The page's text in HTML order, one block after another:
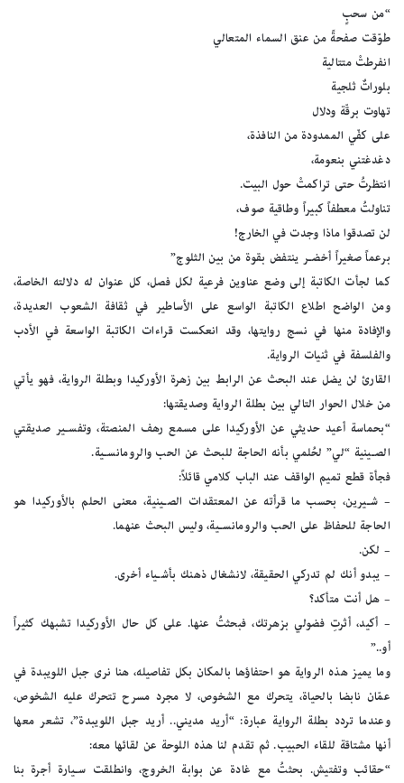
“من سحبٍ
طوّقت صفحةً من عنق السماء المتعالي
انفرطتْ متتالية
بلوراتٌ ثلجية
تهاوت برقّة ودلال
على كفّي الممدودة من النافذة،
دغدغتني بنعومة،
انتظرتُ حتى تراكمتْ حول البيت.
تناولتُ معطفاً كبيراً وطاقية صوف،
لن تصدقوا ماذا وجدت في الخارج!
برعماً صغيراً أخضـر ينتفض بقوة من بين الثلوج”
كما لجأت الكاتبة إلى وضع عناوين فرعية لكل فصل، كل عنوان له دلالته الخاصة،
ومن الواضح اطلاع الكاتبة الواسع على الأساطير في ثقافة الشعوب العديدة،
والإفادة منها في نسج روايتها، وقد انعكست قراءات الكاتبة الواسعة في الأدب
والفلسفة في ثنيات الرواية.
القارئ لن يضل عند البحث عن الرابط بين زهرة الأوركيدا وبطلة الرواية، فهو يأتي
من خلال الحوار التالي بين بطلة الرواية وصديقتها:
“بحماسة أعيد حديثي عن الأوركيدا على مسمع رهف المنصتة، وتفسـير صديقتي
الصـينية “لي” لحُلمي بأنه الحاجة للبحث عن الحب والرومانسـية.
فجأة قطع تميم الواقف عند الباب كلامي قائلاً:
– شـيرين، بحسب ما قرأته عن المعتقدات الصـينية، معنى الحلم بالأوركيدا هو
الحاجة للحفاظ على الحب والرومانسـية، وليس البحث عنهما.
– لكن.
– يبدو أنك لم تدركي الحقيقة، لانشغال ذهنك بأشـياء أخرى.
– هل أنت متأكد؟
– أكيد، أثرتِ فضولي بزهرتك، فبحثتُ عنها. على كل حال الأوركيدا تشبهك كثيراً
أو..”
وما يميز هذه الرواية هو احتفاؤها بالمكان بكل تفاصيله، هنا نرى جبل اللويبدة في
عمّان نابضا بالحياة، يتحرك مع الشخوص، لا مجرد مسرح تتحرك عليه الشخوص،
وعندما تردد بطلة الرواية عبارة: “أريد مديني.. أريد جبل اللويبدة”، تشعر معها
أنها مشتاقة للقاء الحبيب. ثم تقدم لنا هذه اللوحة عن لقائها معه:
“حقائب وتفتيش. بحثتُ مع غادة عن بوابة الخروج، وانطلقت سـيارة أجرة بنا